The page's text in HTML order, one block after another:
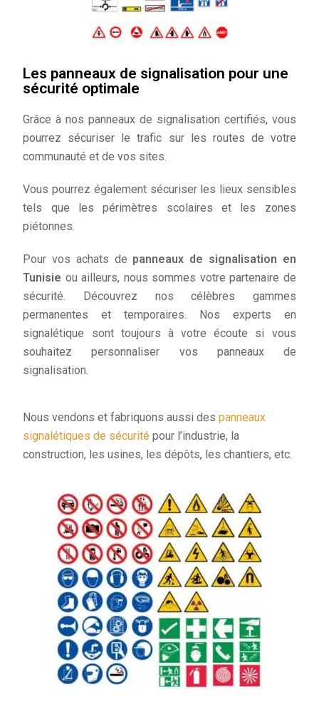
Les panneaux de signalisation pour une
sécurité optimale
Grâce à nos panneaux de signalisation certifiés, vous
pourrez sécuriser le trafic sur les routes de votre
communauté et de vos sites.
Vous pourrez également sécuriser les lieux sensibles
tels que les périmètres scolaires et les zones
piétonnes.
Pour vos achats de panneaux de signalisation en
Tunisie ou ailleurs, nous sommes votre partenaire de
sécurité. Découvrez nos célèbres gammes
permanentes et temporaires. Nos experts en
signalétique sont toujours à votre écoute si vous
souhaitez personnaliser vos panneaux de
signalisation.
Nous vendons et fabriquons aussi despanneaux
signalétiques de sécurité pour l’industrie, la
construction, les usines, les dépôts, les chantiers, etc.